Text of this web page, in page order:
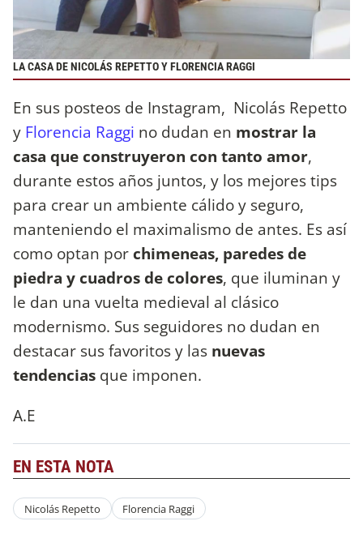
LA CASA DE NICOLÁS REPETTO Y FLORENCIA RAGGI
En sus posteos de Instagram, Nicolás Repetto
y Florencia Raggi no dudan en mostrar la
casa que construyeron con tanto amor,
durante estos años juntos, y los mejores tips
para crear un ambiente cálido y seguro,
manteniendo el maximalismo de antes. Es así
como optan por chimeneas, paredes de
piedra y cuadros de colores, que iluminan y
le dan una vuelta medieval al clásico
modernismo. Sus seguidores no dudan en
destacar sus favoritos y las nuevas
tendencias que imponen.
A.E
EN ESTA NOTA
Nicolás Repetto Florencia Raggi